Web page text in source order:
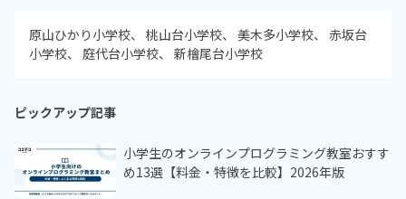
原山ひかり小学校 桃山台小学校 美木多小学校
赤坂台
小学校
庭代台小学校 新檜尾台小学校
ピックアップ記事
小学生のオンラインプログラミング教室おすす
め13選【料金・特徴を比較】2026年版